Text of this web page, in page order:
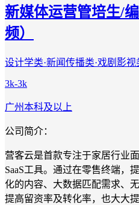
新媒体运营管培生/
频）
设计学类·新闻传播类·戏剧影视
3k-3k
广州本科及以上
公司简介：
营客云是首款专注于家居行业
SaaS工具。通过在零售终端，
化的内容、大数据匹配需求、
提高留资率及转化率，也大大